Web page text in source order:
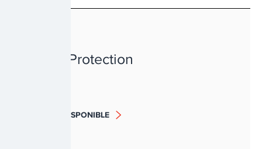
Social Protection
BIENTÔT DISPONIBLE